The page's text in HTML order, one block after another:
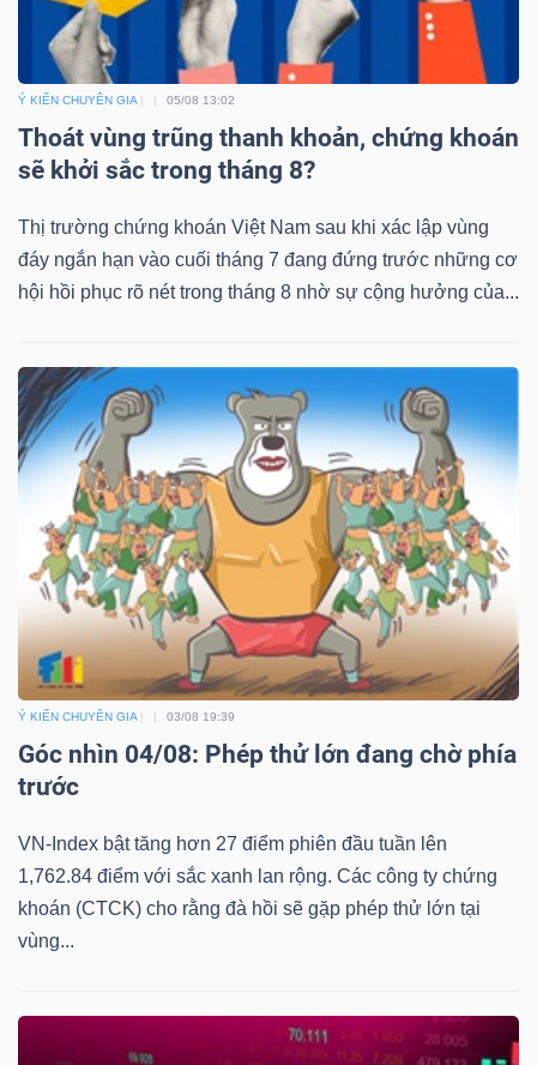
Ý KIẾN CHUYÊN GIA 05/08 13:02
Thoát vùng trũng thanh khoản, chứng khoán
sẽ khởi sắc trong tháng 8?
Thị trường chứng khoán Việt Nam sau khi xác lập vùng
đáy ngắn hạn vào cuối tháng 7 đang đứng trước những cơ
hội hồi phục rõ nét trong tháng 8 nhờ sự cộng hưởng của...
Ý KIẾN CHUYÊN GIA 03/08 19:39
Góc nhìn 04/08: Phép thử lớn đang chờ phía
trước
VN-Index bật tăng hơn 27 điểm phiên đầu tuần lên
1,762.84 điểm với sắc xanh lan rộng. Các công ty chứng
khoán (CTCK) cho rằng đà hồi sẽ gặp phép thử lớn tại
vùng...